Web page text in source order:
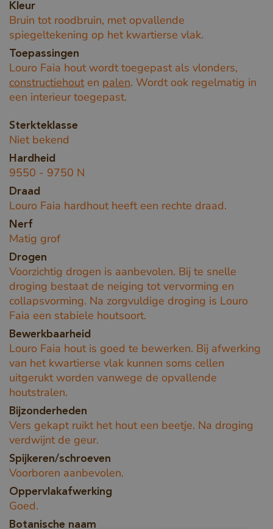
Kleur
Bruin tot roodbruin, met opvallende
spiegeltekening op het kwartierse vlak.
Toepassingen
Louro Faia hout wordt toegepast als vlonders,
constructiehouten palen. Wordt ook regelmatig in
een interieur toegepast.
Sterkteklasse
Niet bekend
Hardheid
9550 - 9750 N
Draad
Louro Faia hardhout heeft een rechte draad.
Nerf
Matig grof
Drogen
Voorzichtig drogen is aanbevolen. Bij te snelle
droging bestaat de neiging tot vervorming en
collapsvorming. Na zorgvuldige droging is Louro
Faia een stabiele houtsoort.
Bewerkbaarheid
Louro Faia hout is goed te bewerken. Bij afwerking
van het kwartierse vlak kunnen soms cellen
uitgerukt worden vanwege de opvallende
houtstralen.
Bijzonderheden
Vers gekapt ruikt het hout een beetje. Na droging
verdwijnt de geur.
Spijkeren/schroeven
Voorboren aanbevolen.
Oppervlakafwerking
Goed.
Botanische naam